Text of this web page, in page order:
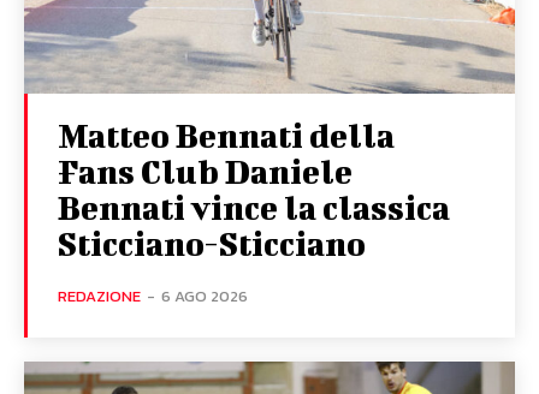
Matteo Bennati della
Fans Club Daniele
Bennati vince la classica
Sticciano-Sticciano
REDAZIONE - 6 AGO 2026